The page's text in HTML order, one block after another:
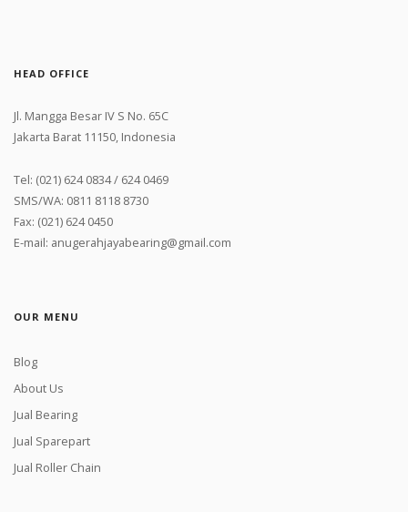
HEAD OFFICE
Jl. Mangga Besar IV S No. 65C
Jakarta Barat 11150, Indonesia
Tel: (021) 624 0834 / 624 0469
SMS/WA: 0811 8118 8730
Fax: (021) 624 0450
E-mail: anugerahjayabearing@gmail.com
OUR MENU
Blog
About Us
Jual Bearing
Jual Sparepart
Jual Roller Chain